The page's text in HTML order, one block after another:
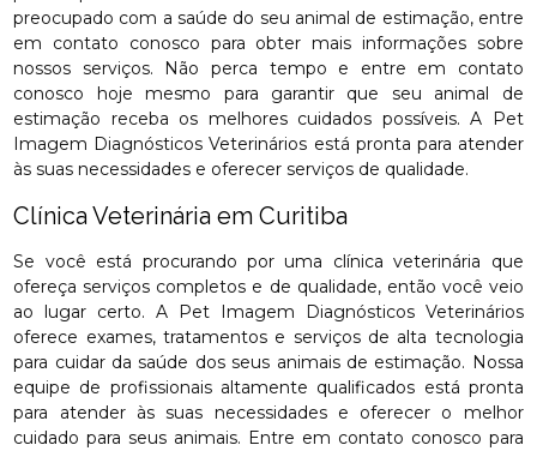
preocupado com a saúde do seu animal de estimação, entre
em contato conosco para obter mais informações sobre
nossos serviços. Não perca tempo e entre em contato
conosco hoje mesmo para garantir que seu animal de
estimação receba os melhores cuidados possíveis. A Pet
Imagem Diagnósticos Veterinários está pronta para atender
às suas necessidades e oferecer serviços de qualidade.
Clínica Veterinária em Curitiba
Se você está procurando por uma clínica veterinária que
ofereça serviços completos e de qualidade, então você veio
ao lugar certo. A Pet Imagem Diagnósticos Veterinários
oferece exames, tratamentos e serviços de alta tecnologia
para cuidar da saúde dos seus animais de estimação. Nossa
equipe de profissionais altamente qualificados está pronta
para atender às suas necessidades e oferecer o melhor
cuidado para seus animais. Entre em contato conosco para